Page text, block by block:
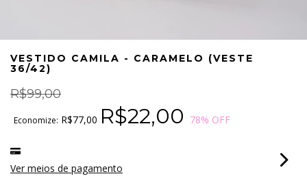
VESTIDO CAMILA - CARAMELO (VESTE
36/42)
R$99,00
Economize: R$77,00 R$22,00 78% OFF
Ver meios de pagamento